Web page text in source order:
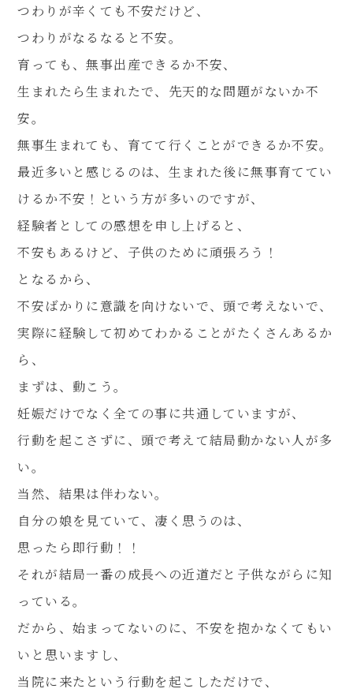
つわりが辛くても不安だけど、
つわりがなるなると不安。
育っても、無事出産できるか不安、
生まれたら生まれたで、先天的な問題がないか不
安。
無事生まれても、育てて行くことができるか不安。
最近多いと感じるのは、生まれた後に無事育ててい
けるか不安！という方が多いのですが、
経験者としての感想を申し上げると、
不安もあるけど、子供のために頑張ろう！
となるから、
不安ばかりに意識を向けないで、頭で考えないで、
実際に経験して初めてわかることがたくさんあるか
ら、
まずは、動こう。
妊娠だけでなく全ての事に共通していますが、
行動を起こさずに、頭で考えて結局動かない人が多
い。
当然、結果は伴わない。
自分の娘を見ていて、凄く思うのは、
思ったら即行動！！
それが結局一番の成長への近道だと子供ながらに知
っている。
だから、始まってないのに、不安を抱かなくてもい
いと思いますし、
当院に来たという行動を起こしただけで、